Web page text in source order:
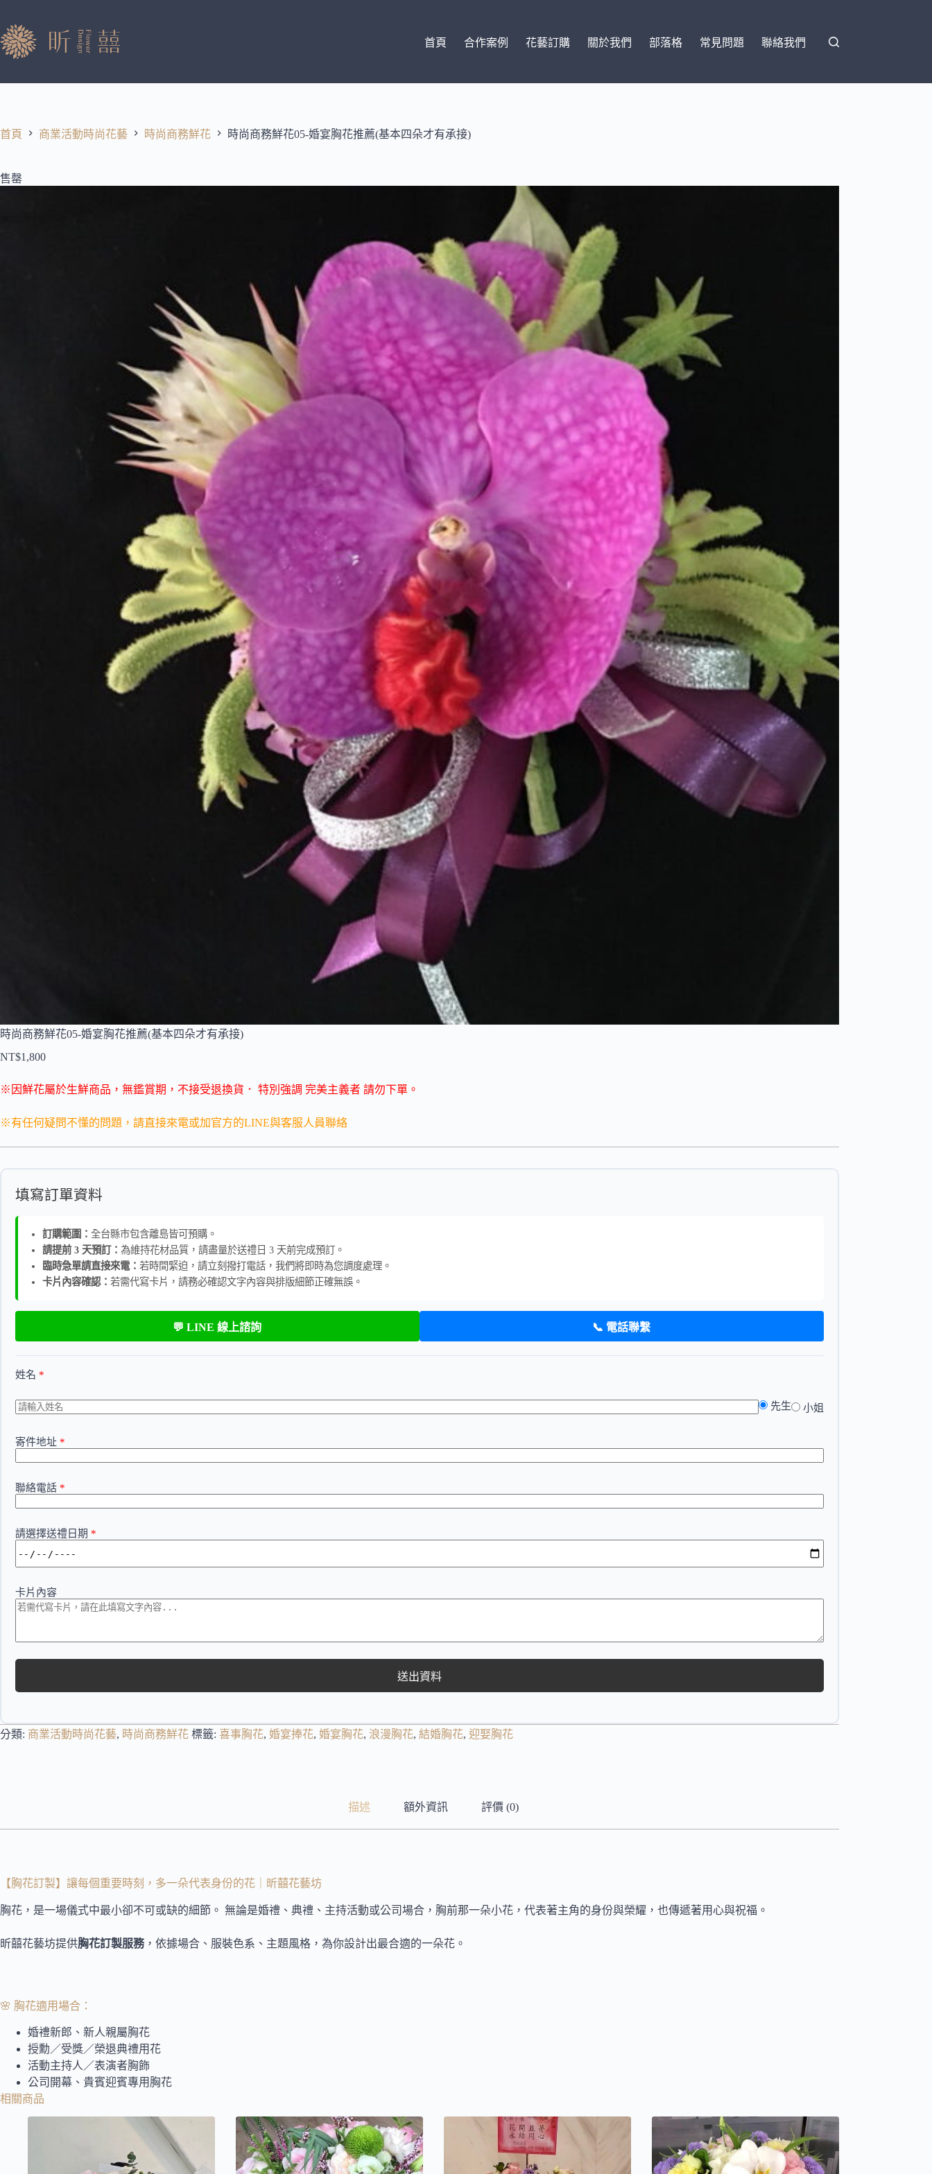
至
主
要
首頁 合作案例 花藝訂購 關於我們 部落格 常見問題 聯絡我們
首頁 商業活動時尚花藝 時尚商務鮮花 時尚商務鮮花05-婚宴胸花推薦(基本四朵才有承接)
售罄
時尚商務鮮花05-婚宴胸花推薦(基本四朵才有承接)
NT$1,800
※因鮮花屬於生鮮商品，無鑑賞期，不接受退換貨． 特別強調 完美主義者 請勿下單。
※有任何疑問不懂的問題，請直接來電或加官方的LINE與客服人員聯絡
填寫訂單資料
訂購範圍： 全台縣市包含離島皆可預購。
請提前 3 天預訂： 為維持花材品質，請盡量於送禮日 3 天前完成預訂。
臨時急單請直接來電： 若時間緊迫，請立刻撥打電話，我們將即時為您調度處理。
卡片內容確認： 若需代寫卡片，請務必確認文字內容與排版細節正確無誤。
💬 LINE 線上諮詢 📞 電話聯繫
姓名 *
先生 小姐
寄件地址 *
聯絡電話 *
請選擇送禮日期 *
卡片內容
送出資料
分類: 商業活動時尚花藝, 時尚商務鮮花 標籤: 喜事胸花, 婚宴捧花, 婚宴胸花, 浪漫胸花, 結婚胸花, 迎娶胸花
描述 額外資訊 評價 (0)
【胸花訂製】讓每個重要時刻，多一朵代表身份的花｜昕囍花藝坊
胸花，是一場儀式中最小卻不可或缺的細節。 無論是婚禮、典禮、主持活動或公司場合，胸前那一朵小花，代表著主角的身份與榮耀，也傳遞著用心與祝福。
昕囍花藝坊提供胸花訂製服務，依據場合、服裝色系、主題風格，為你設計出最合適的一朵花。
🌸 胸花適用場合：
婚禮新郎、新人親屬胸花
授勳／受獎／榮退典禮用花
活動主持人／表演者胸飾
公司開幕、貴賓迎賓專用胸花
相關商品